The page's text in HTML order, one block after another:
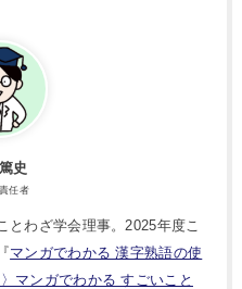
史
任者
とわざ学会理事。2025年度こ
マンガでわかる 漢字熟語の使
〉マンガでわかる すごいこと